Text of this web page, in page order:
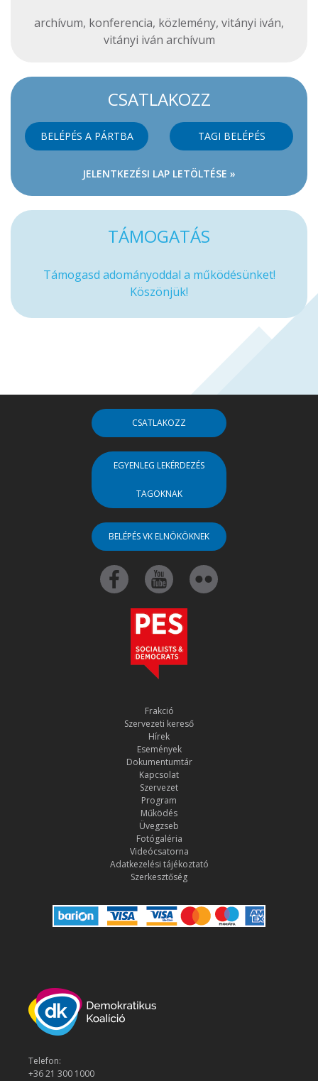
archívum, konferencia, közlemény, vitányi iván,
vitányi iván archívum
CSATLAKOZZ
BELÉPÉS A PÁRTBA TAGI BELÉPÉS
JELENTKEZÉSI LAP LETÖLTÉSE »
TÁMOGATÁS
Támogasd adományoddal a működésünket!
Köszönjük!
CSATLAKOZZ
EGYENLEG LEKÉRDEZÉS
TAGOKNAK
BELÉPÉS VK ELNÖKÖKNEK
Frakció
Szervezeti kereső
Hírek
Események
Dokumentumtár
Kapcsolat
Szervezet
Program
Működés
Üvegzseb
Fotógaléria
Videócsatorna
Adatkezelési tájékoztató
Szerkesztőség
Telefon:
+36 21 300 1000